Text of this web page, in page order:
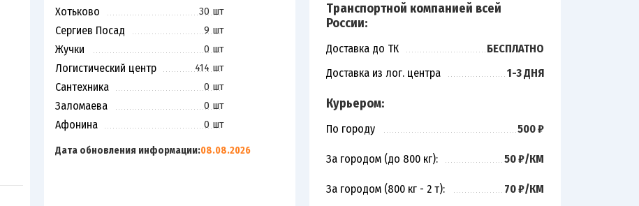
Хотьково 30 шт
Сергиев Посад 9 шт
Жучки 0 шт
Логистический центр 414 шт
Сантехника 0 шт
Заломаева 0 шт
Афонина 0 шт
Дата обновления информации:08.08.2026
Транспортной компанией всей
России:
Доставка до ТК
БЕСПЛАТНО
Доставка из лог. центра
1-3 ДНЯ
Курьером:
По городу 500 ₽
За городом (до 800 кг): 50 ₽/КМ
За городом (800 кг - 2 т): 70 ₽/КМ